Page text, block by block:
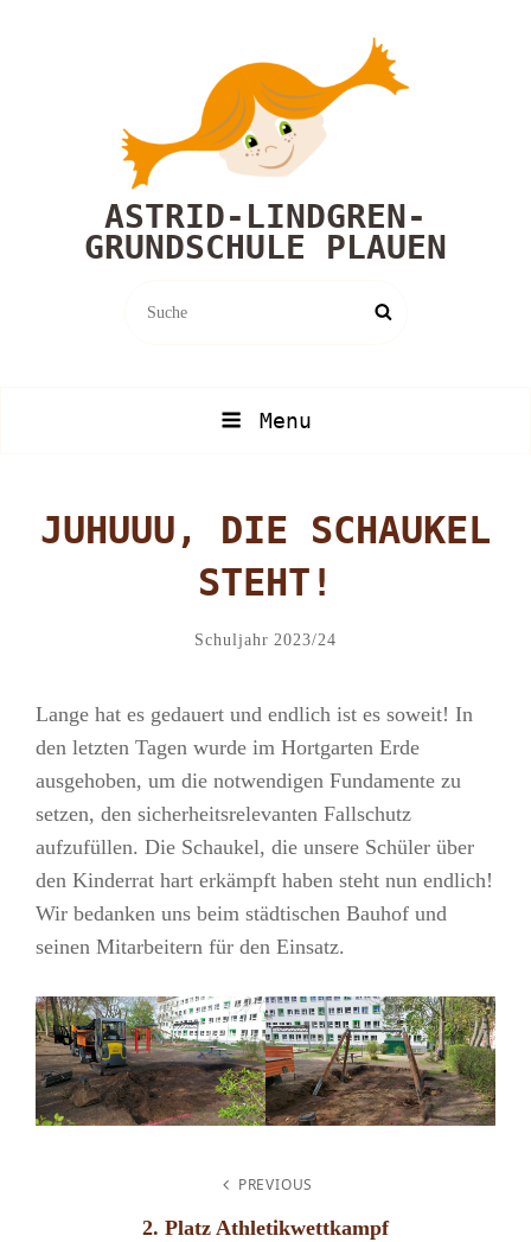
ASTRID-LINDGREN-
GRUNDSCHULE PLAUEN
Menu
JUHUUU, DIE SCHAUKEL
STEHT!
Categories
Schuljahr 2023/24Admin
Lange hat es gedauert und endlich ist es soweit! In
den letzten Tagen wurde im Hortgarten Erde
ausgehoben, um die notwendigen Fundamente zu
setzen, den sicherheitsrelevanten Fallschutz
aufzufüllen. Die Schaukel, die unsere Schüler über
den Kinderrat hart erkämpft haben steht nun endlich!
Wir bedanken uns beim städtischen Bauhof und
seinen Mitarbeitern für den Einsatz.
BEITRAGSNAVIGATION
PREVIOUS
2. Platz Athletikwettkampf